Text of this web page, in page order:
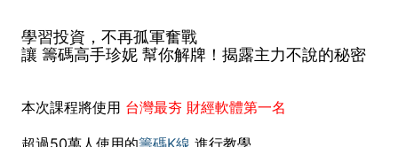
學習投資，不再孤軍奮戰
讓 籌碼高手珍妮 幫你解牌！揭露主力不說的秘密
本次課程將使用 台灣最夯 財經軟體第一名
超過50萬人使用的籌碼K線 進行教學